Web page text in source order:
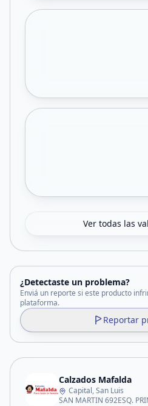
Ver todas las
¿Detectaste un problema?
Enviá un reporte si este producto
plataforma.
Reportar
Calzados Mafalda
Capital, San Luis
SAN MARTIN 692ESQ.